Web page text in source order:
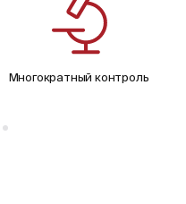
Многократный контроль